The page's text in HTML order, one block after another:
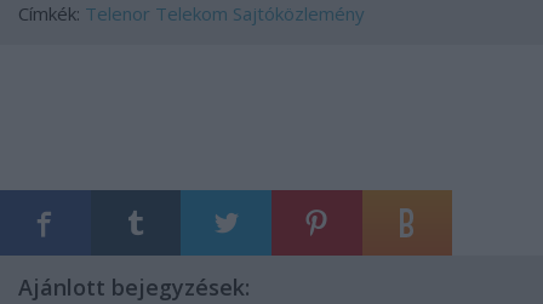
Címkék: Telenor Telekom Sajtóközlemény
Ajánlott bejegyzések: